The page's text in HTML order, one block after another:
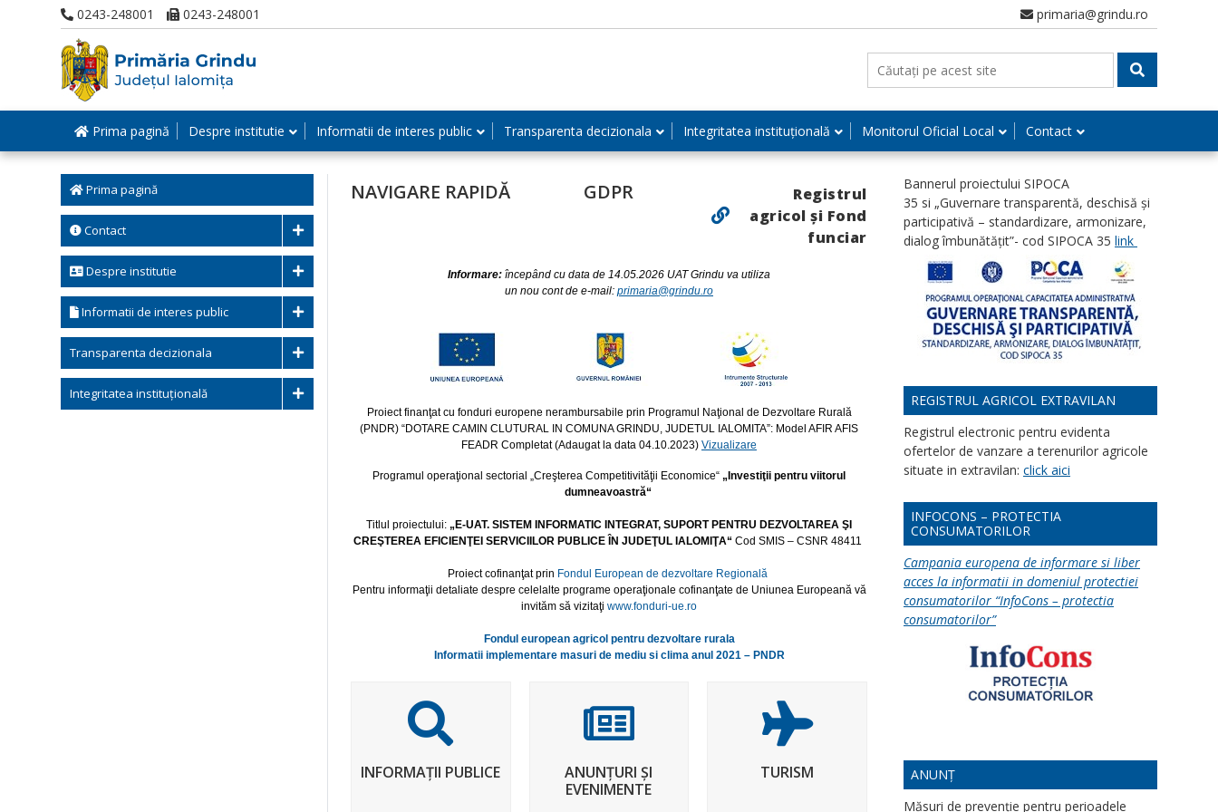
0243-248001 0243-248001 primaria@grindu.ro
Prima pagină Despre institutie Informatii de interes public Transparenta decizionala Integritatea instituțională Monitorul Oficial Local Contact
Prima pagină
Contact
Despre institutie
Informatii de interes public
Transparenta decizionala
Integritatea instituțională
NAVIGARE RAPIDĂ GDPR
Registrul
agricol și Fond
funciar
Informare: începând cu data de 14.05.2026 UAT Grindu va utiliza
un nou cont de e-mail: primaria@grindu.ro
Proiect finanţat cu fonduri europene nerambursabile prin Programul Naţional de Dezvoltare Rurală
(PNDR) “DOTARE CAMIN CLUTURAL IN COMUNA GRINDU, JUDETUL IALOMITA”: Model AFIR AFIS
FEADR Completat (Adaugat la data 04.10.2023) Vizualizare
Programul operaţional sectorial „Creşterea Competitivităţii Economice“ „Investiţii pentru viitorul
dumneavoastră“
Titlul proiectului: „E-UAT. SISTEM INFORMATIC INTEGRAT, SUPORT PENTRU DEZVOLTAREA ŞI
CREŞTEREA EFICIENŢEI SERVICIILOR PUBLICE ÎN JUDEŢUL IALOMIŢA“ Cod SMIS – CSNR 48411
Proiect cofinanţat prin Fondul European de dezvoltare Regională
Pentru informaţii detaliate despre celelalte programe operaţionale cofinanţate de Uniunea Europeană vă
invităm să vizitaţi www.fonduri-ue.ro
Fondul european agricol pentru dezvoltare rurala
Informatii implementare masuri de mediu si clima anul 2021 – PNDR
INFORMAȚII PUBLICE
ANUNȚURI ȘI
EVENIMENTE
TURISM
Bannerul proiectului SIPOCA
35 si „Guvernare transparentă, deschisă și
participativă – standardizare, armonizare,
dialog îmbunătățit”- cod SIPOCA 35 link
REGISTRUL AGRICOL EXTRAVILAN
Registrul electronic pentru evidenta
ofertelor de vanzare a terenurilor agricole
situate in extravilan: click aici
INFOCONS – PROTECTIA
CONSUMATORILOR
Campania europena de informare si liber
acces la informatii in domeniul protectiei
consumatorilor “InfoCons – protectia
consumatorilor”
ANUNȚ
Măsuri de prevenție pentru perioadele